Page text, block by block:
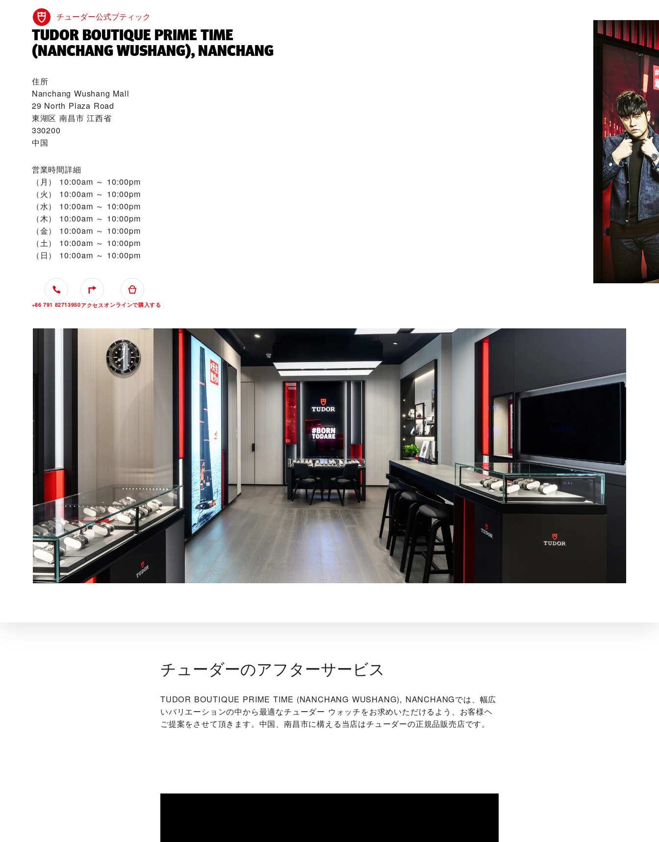
チューダー公式ブティック
‭TUDOR BOUTIQUE PRIME TIME
(NANCHANG WUSHANG), NANCHANG‬
住所
Nanchang Wushang Mall
29 North Plaza Road
東湖区 南昌市 江西省
330200
中国
営業時間詳細
（月）
10:00am ～ 10:00pm
（火）
10:00am ～ 10:00pm
（水）
10:00am ～ 10:00pm
（木）
10:00am ～ 10:00pm
（金）
10:00am ～ 10:00pm
（土）
10:00am ～ 10:00pm
（日）
10:00am ～ 10:00pm
+86 791 82713950アクセスオンラインで購入する
チューダーのアフターサービス
‭TUDOR BOUTIQUE PRIME TIME (NANCHANG WUSHANG), NANCHANG‬では、幅広
いバリエーションの中から最適なチューダー ウォッチをお求めいただけるよう、お客様ヘ
ご提案をさせて頂きます。中国、南昌市に構える当店はチューダーの正規品販売店です。